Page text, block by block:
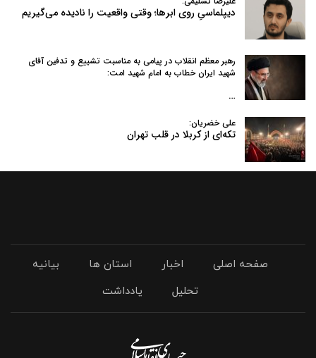
دیپلماسیِ روی ابرها؛ وقتی واقعیت را نادیده می‌گیریم
رهبر معظم انقلاب در پیامی به‌ مناسبت تشییع و تدفین آقای
شهید ایران خطاب به امام شهید امت:
…
علی خضریان:
تکه‌ای از کربلا در قلب تهران
صفحه اصلی اخبار استان ها
بیانیه
تحلیل
یادداشت